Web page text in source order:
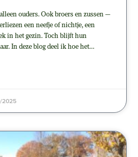
ouders. Ook broers en zussen —
een neefje of nichtje, een
in het gezin. Toch blijft hun
In deze blog deel ik hoe het…
2025